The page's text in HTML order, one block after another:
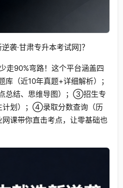
袭·甘肃专升本考试网]？
走90%弯路！这个平台涵盖四
（近10年真题+详细解析）；
总结、思维导图）；③招生专
计划）；④录取分数查询（历
课带你直击考点，让零基础也